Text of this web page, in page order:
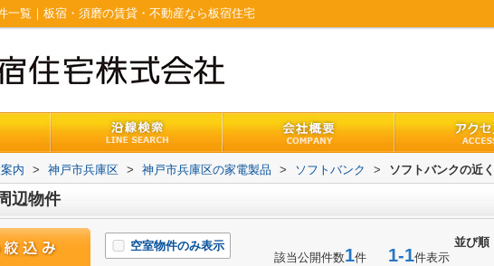
一覧｜板宿・須磨の賃貸・不動産なら板宿住宅
内 > 神戸市兵庫区 > 神戸市兵庫区の家電製品 > ソフトバンク > ソフトバンクの近
辺物件
並び順
空室物件のみ表示
該当公開件数1件 1-1件表示